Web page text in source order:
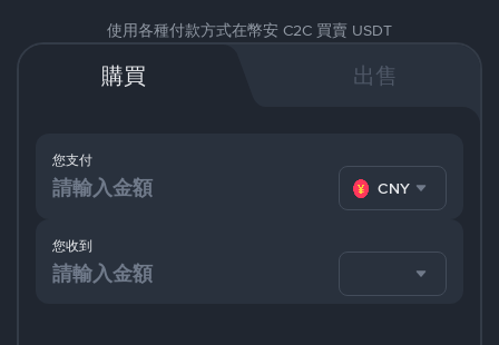
使用各種付款方式在幣安 C2C 買賣 USDT
購買 出售
您支付
CNY
您收到